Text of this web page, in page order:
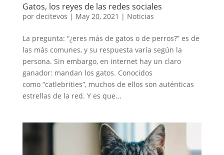
Gatos, los reyes de las redes sociales
por decitevos | May 20, 2021 | Noticias
La pregunta: “¿eres más de gatos o de perros?” es de
las más comunes, y su respuesta varía según la
persona. Sin embargo, en internet hay un claro
ganador: mandan los gatos. Conocidos
como “catlebrities”, muchos de ellos son auténticas
estrellas de la red. Y es que...